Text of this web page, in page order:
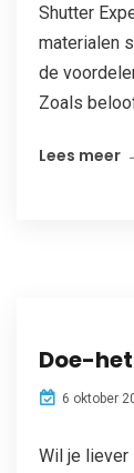
Shutter
materialen
de
Zoals
Lees meer
Doe-
6 oktober
Wil je